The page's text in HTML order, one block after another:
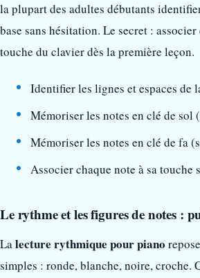
la plupart des adultes débutants
base sans hésitation. Le secret :
touche du clavier dès la première leçon.
Identifier les lignes et espaces de
Mémoriser les notes en clé de sol
Mémoriser les notes en clé de fa
Associer chaque note à sa touche
Le rythme et les figures de notes :
Lalecture rythmique pour piano
simples : ronde, blanche, noire, croche.